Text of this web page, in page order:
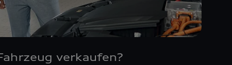
verkaufen?